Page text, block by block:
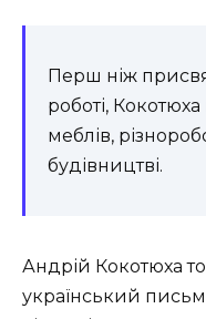
Перш ніж
роботі,
меблів,
будівництві.
Андрій Кокотюха
український